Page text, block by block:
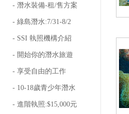
- 潛水裝備-租/售方案
- 綠島潛水:7/31-8/2
- SSI 執照機構介紹
- 開始你的潛水旅遊
- 享受自由的工作
- 10-18歲青少年潛水
- 進階執照:$15,000元